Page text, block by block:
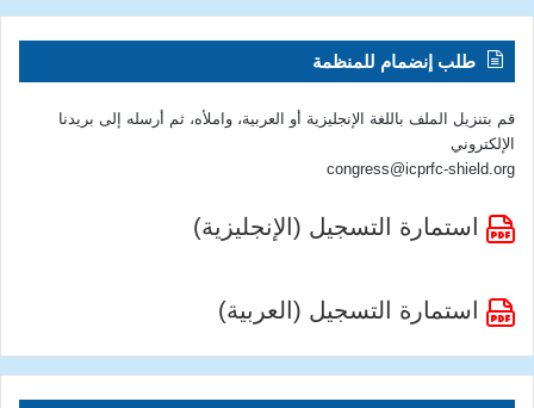
طلب إنضمام للمنظمة
قم بتنزيل الملف باللغة الإنجليزية أو العربية، واملأه، ثم أرسله إلى بريدنا
الإلكتروني
congress@icprfc-shield.org
استمارة التسجيل (الإنجليزية)
استمارة التسجيل (العربية)